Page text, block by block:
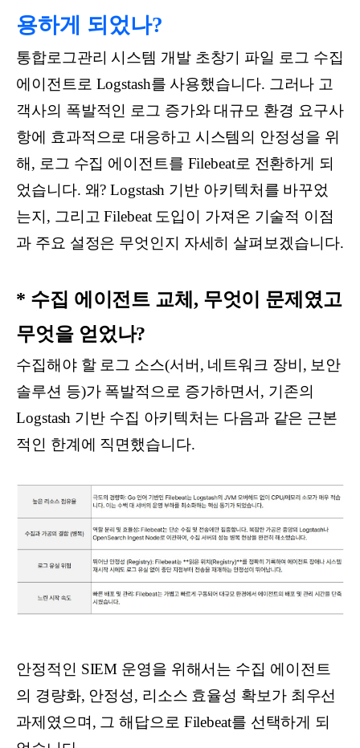
용하게 되었나?
통합로그관리 시스템 개발 초창기 파일 로그 수집
에이전트로 Logstash를 사용했습니다. 그러나 고
객사의 폭발적인 로그 증가와 대규모 환경 요구사
항에 효과적으로 대응하고 시스템의 안정성을 위
해, 로그 수집 에이전트를 Filebeat로 전환하게 되
었습니다. 왜? Logstash 기반 아키텍처를 바꾸었
는지, 그리고 Filebeat 도입이 가져온 기술적 이점
과 주요 설정은 무엇인지 자세히 살펴보겠습니다.
* 수집 에이전트 교체, 무엇이 문제였고
무엇을 얻었나?
수집해야 할 로그 소스(서버, 네트워크 장비, 보안
솔루션 등)가 폭발적으로 증가하면서, 기존의
Logstash 기반 수집 아키텍처는 다음과 같은 근본
적인 한계에 직면했습니다.
안정적인 SIEM 운영을 위해서는 수집 에이전트
의 경량화, 안정성, 리소스 효율성 확보가 최우선
과제였으며, 그 해답으로 Filebeat를 선택하게 되